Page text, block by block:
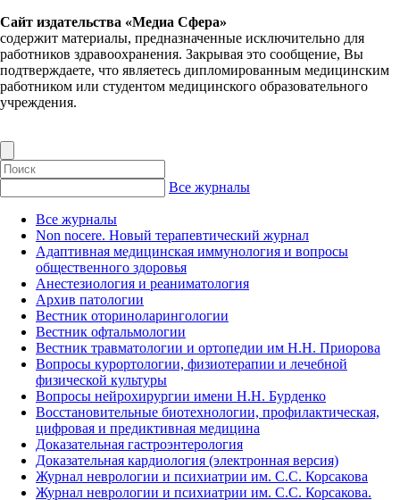
Сайт издательства «Медиа Сфера»
содержит материалы, предназначенные исключительно для
работников здравоохранения. Закрывая это сообщение, Вы
подтверждаете, что являетесь дипломированным медицинским
работником или студентом медицинского образовательного
учреждения.
Все журналы
Все журналы
Non nocere. Новый терапевтический журнал
Адаптивная медицинская иммунология и вопросы
общественного здоровья
Анестезиология и реаниматология
Архив патологии
Вестник оториноларингологии
Вестник офтальмологии
Вестник травматологии и ортопедии им Н.Н. Приорова
Вопросы курортологии, физиотерапии и лечебной
физической культуры
Вопросы нейрохирургии имени Н.Н. Бурденко
Восстановительные биотехнологии, профилактическая,
цифровая и предиктивная медицина
Доказательная гастроэнтерология
Доказательная кардиология (электронная версия)
Журнал неврологии и психиатрии им. С.С. Корсакова
Журнал неврологии и психиатрии им. С.С. Корсакова.